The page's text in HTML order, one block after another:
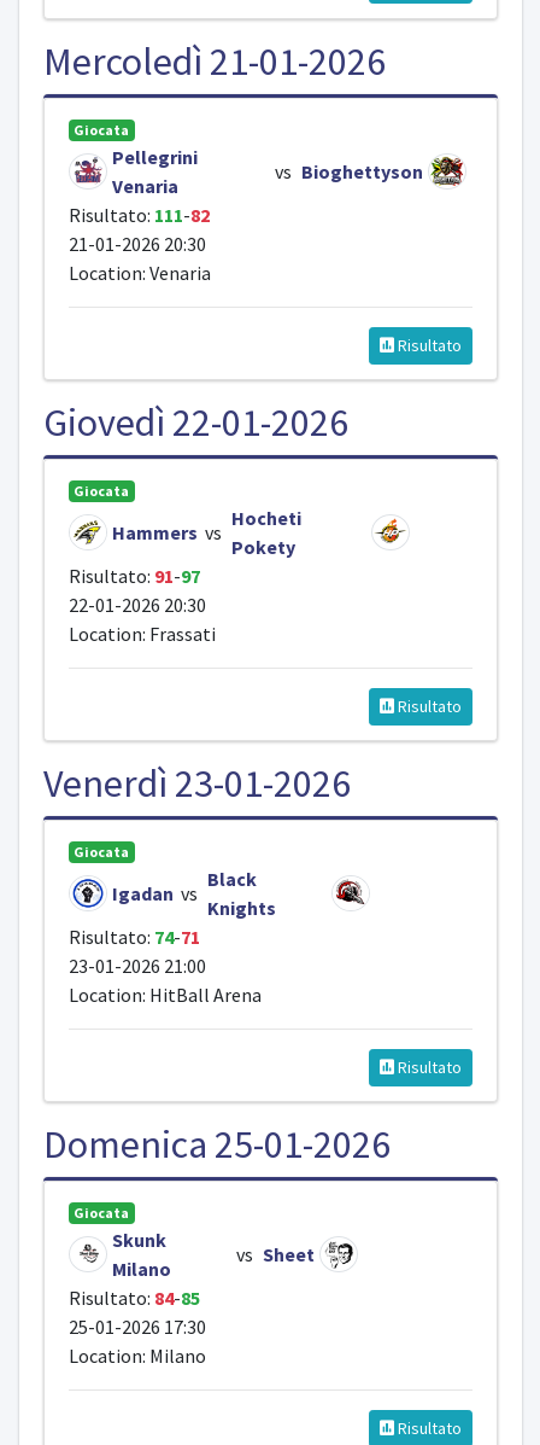
Mercoledì 21-01-2026
Giocata
Pellegrini
Venaria
vs Bioghettyson
Risultato: 111-82
21-01-2026 20:30
Location: Venaria
Risultato
Giovedì 22-01-2026
Giocata
Hammers vs
Hocheti
Pokety
Risultato: 91-97
22-01-2026 20:30
Location: Frassati
Risultato
Venerdì 23-01-2026
Giocata
Igadan vs
Black
Knights
Risultato: 74-71
23-01-2026 21:00
Location: HitBall Arena
Risultato
Domenica 25-01-2026
Giocata
Skunk
Milano
vs Sheet
Risultato: 84-85
25-01-2026 17:30
Location: Milano
Risultato